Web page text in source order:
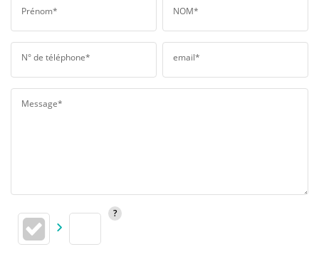
Prénom* NOM*
N° de téléphone* email*
Message*